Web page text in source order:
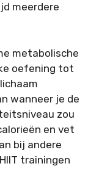
meerdere
metabolische
oefening tot
wanneer je de
zou
en vet
bij andere
trainingen